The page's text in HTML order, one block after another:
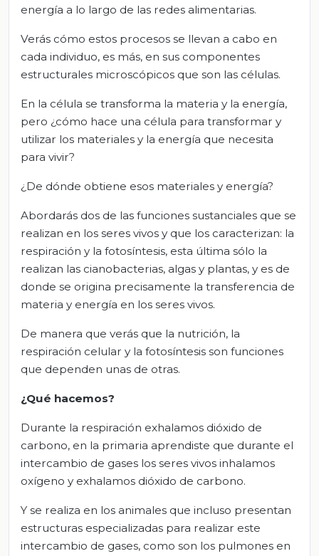
energía a lo largo de las redes alimentarias.
Verás cómo estos procesos se llevan a cabo en
cada individuo, es más, en sus componentes
estructurales microscópicos que son las células.
En la célula se transforma la materia y la energía,
pero ¿cómo hace una célula para transformar y
utilizar los materiales y la energía que necesita
para vivir?
¿De dónde obtiene esos materiales y energía?
Abordarás dos de las funciones sustanciales que se
realizan en los seres vivos y que los caracterizan: la
respiración y la fotosíntesis, esta última sólo la
realizan las cianobacterias, algas y plantas, y es de
donde se origina precisamente la transferencia de
materia y energía en los seres vivos.
De manera que verás que la nutrición, la
respiración celular y la fotosíntesis son funciones
que dependen unas de otras.
¿Qué hacemos?
Durante la respiración exhalamos dióxido de
carbono, en la primaria aprendiste que durante el
intercambio de gases los seres vivos inhalamos
oxígeno y exhalamos dióxido de carbono.
Y se realiza en los animales que incluso presentan
estructuras especializadas para realizar este
intercambio de gases, como son los pulmones en